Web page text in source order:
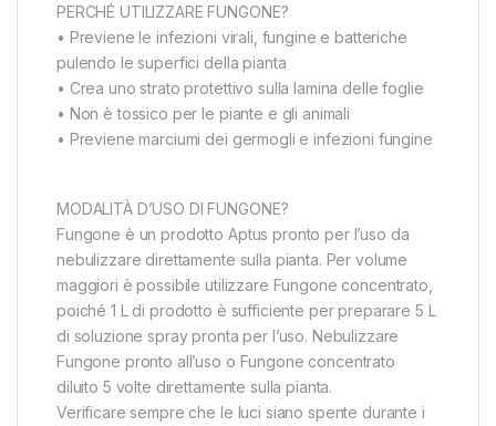
PERCHÉ UTILIZZARE FUNGONE?
• Previene le infezioni virali, fungine e batteriche
pulendo le superfici della pianta
• Crea uno strato protettivo sulla lamina delle foglie
• Non è tossico per le piante e gli animali
• Previene marciumi dei germogli e infezioni fungine
MODALITÀ D’USO DI FUNGONE?
Fungone è un prodotto Aptus pronto per l’uso da
nebulizzare direttamente sulla pianta. Per volume
maggiori è possibile utilizzare Fungone concentrato,
poiché 1 L di prodotto è sufficiente per preparare 5 L
di soluzione spray pronta per l’uso. Nebulizzare
Fungone pronto all’uso o Fungone concentrato
diluito 5 volte direttamente sulla pianta.
Verificare sempre che le luci siano spente durante i